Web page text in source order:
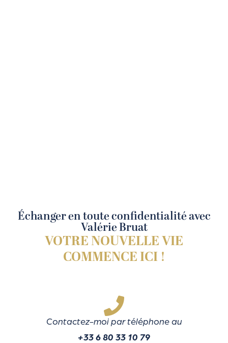
Échanger en toute confidentialité avec
Valérie Bruat
VOTRE NOUVELLE VIE
COMMENCE ICI !
Contactez-moi par téléphone au
+33 6 80 33 10 79